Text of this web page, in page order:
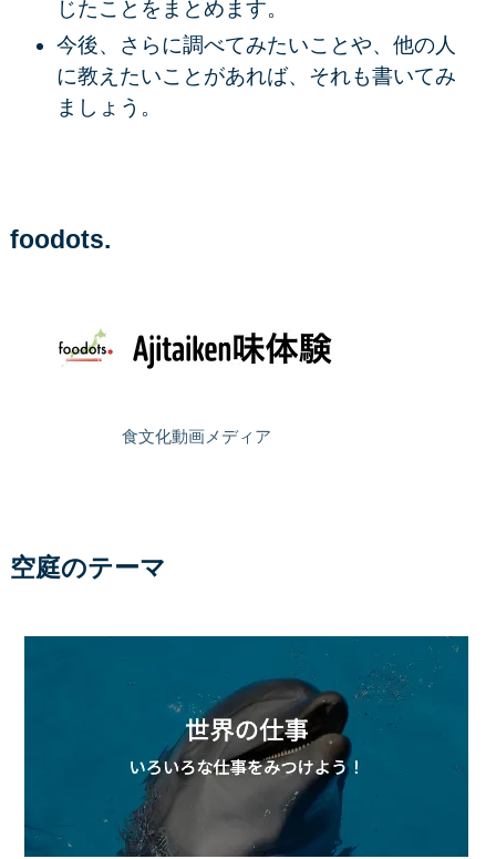
じたことをまとめます。
今後、さらに調べてみたいことや、他の人
に教えたいことがあれば、それも書いてみ
ましょう。
foodots.
食文化動画メディア
空庭のテーマ